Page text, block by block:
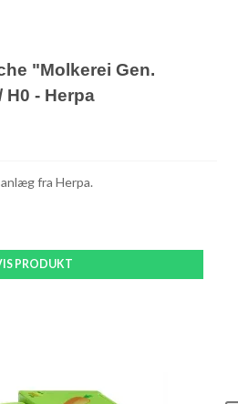
"Molkerei Gen.
H0 - Herpa
fra Herpa.
PRODUKT